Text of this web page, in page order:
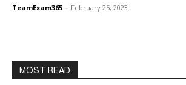
TeamExam365 - February 25, 2023
MOST READ